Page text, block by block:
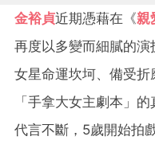
金裕貞近期憑藉在《親
再度以多變而細膩的
女星命運坎坷、備受
「手拿大女主劇本」
代言不斷，5歲開始拍